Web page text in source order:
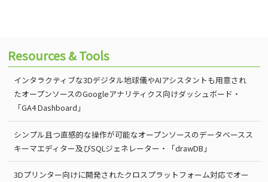
Resources & Tools
インタラクティブな3Dデジタル地球儀やAIアシスタントも用意され
たオープンソースのGoogleアナリティクス向けダッシュボード・
「GA4 Dashboard」
シンプル且つ直感的な操作が可能なオープンソースのデータベースス
キーマエディター及びSQLジェネレーター・「drawDB」
3Dプリンター向けに開発されたクロスプラットフォーム対応でオー